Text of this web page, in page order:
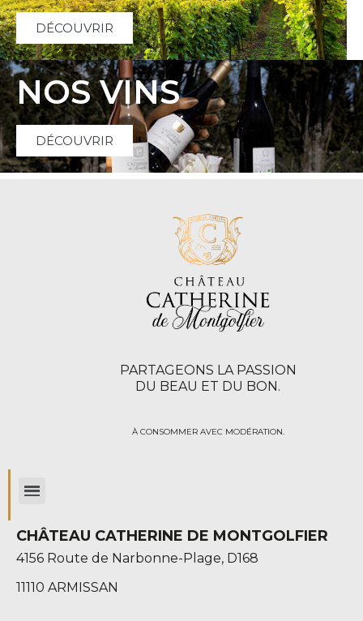
DÉCOUVRIR
NOS VINS
DÉCOUVRIR
PARTAGEONS LA PASSION
DU BEAU ET DU BON.
À CONSOMMER AVEC MODÉRATION.
CHÂTEAU CATHERINE DE MONTGOLFIER
4156 Route de Narbonne-Plage, D168
11110 ARMISSAN